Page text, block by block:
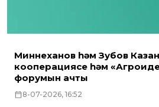
Миннеханов һәм Зубов
кооперациясе һәм
форумын ачты
8-07-2026, 16:52